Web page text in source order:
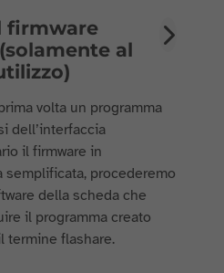
firmware
al
volta un programma
dell’interfaccia
il firmware in
procederemo
della scheda che
il programma creato
termine flashare.